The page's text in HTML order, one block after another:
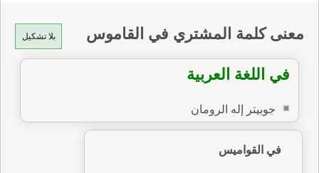
بلا تشكيل معنى كلمة المشتري في القاموس
في اللغة العربية
جوبيتر إله الرومان
في القواميس